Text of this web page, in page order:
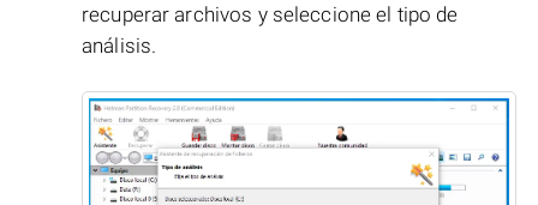
recuperar archivos y seleccione el tipo de
análisis.